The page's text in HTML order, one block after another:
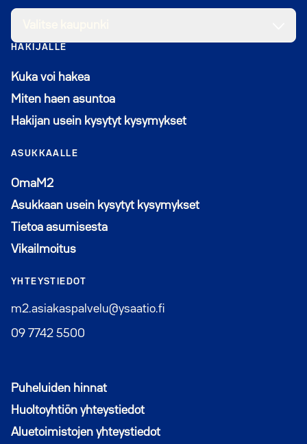
HAKIJALLE
Kuka voi hakea
Miten haen asuntoa
Hakijan usein kysytyt kysymykset
ASUKKAALLE
OmaM2Avautuu uuteen ikkunaan
Asukkaan usein kysytyt kysymykset
Tietoa asumisesta
Vikailmoitus
YHTEYSTIEDOT
m2.asiakaspalvelu@ysaatio.fi
09 7742 5500
Puheluiden hinnat
Huoltoyhtiön yhteystiedot
Aluetoimistojen yhteystiedot